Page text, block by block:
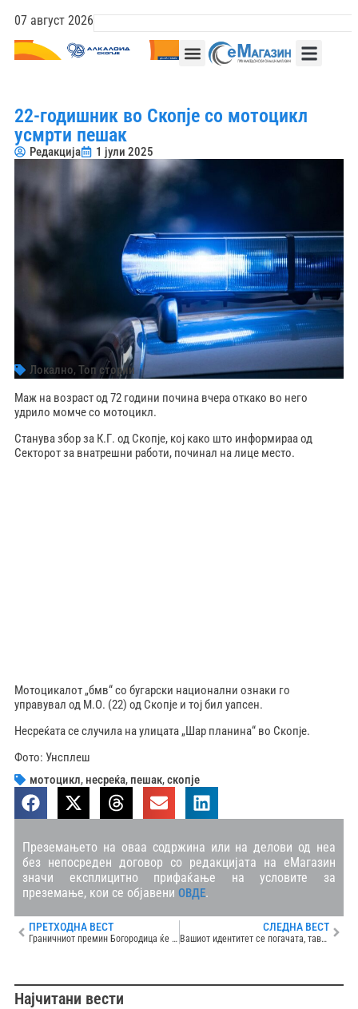
07 август 2026
22-годишник во Скопје со мотоцикл
усмрти пешак
Редакција 1 јули 2025
Локално, Топ стории
Маж на возраст од 72 години почина вчера откако во него
удрило момче со мотоцикл.
Станува збор за К.Г. од Скопје, кој како што информираа од
Секторот за внатрешни работи, починал на лице место.
Мотоцикалот „бмв“ со бугарски национални ознаки го
управувал од М.О. (22) од Скопје и тој бил уапсен.
Несреќата се случила на улицата „Шар планина“ во Скопје.
Фото: Унсплеш
мотоцикл, несреќа, пешак,скопје
Преземањето на оваа содржина или на делови од неа
без непосреден договор со редакцијата на еМагазин
значи експлицитно прифаќање на условите за
преземање, кои се објавени ОВДЕ.
ПРЕТХОДНА ВЕСТ
Граничниот премин Богородица ќе се проширува со три ленти
СЛЕДНА ВЕСТ
Вашиот идентитет се погачата, тавче гравчето, пинџурот, полнетите пиперки, манастирите и тоа никој неможе да Ви го одземе, порача еврокомесарката Кос од Скопје
Најчитани вести